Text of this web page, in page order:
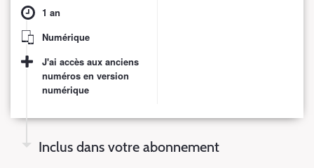
1 an
Numérique
J'ai accès aux anciens
numéros en version
numérique
Inclus dans votre abonnement